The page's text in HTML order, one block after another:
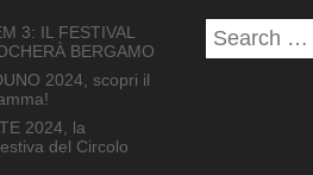
3: IL FESTIVAL
BERGAMO
2024, scopri il
2024, la
del Circolo